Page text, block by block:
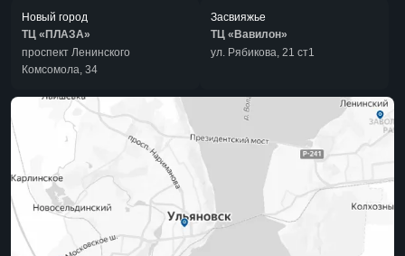
Новый город
ТЦ «ПЛАЗА»
проспект Ленинского
Комсомола, 34
Засвияжье
ТЦ «Вавилон»
ул. Рябикова, 21 ст1